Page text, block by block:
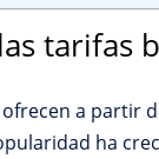
tarifas
a
ha